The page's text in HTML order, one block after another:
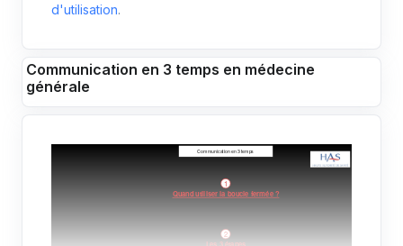
d'utilisation.
Communication en 3 temps en médecine
générale